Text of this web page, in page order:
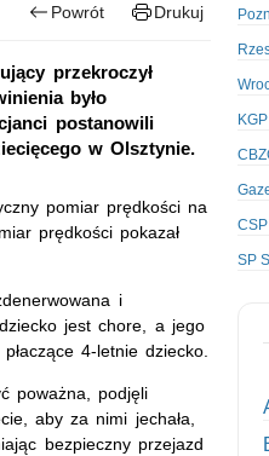
Powrót Drukuj
przekroczył
było
postanowili
w Olsztynie.
pomiar prędkości na
prędkości pokazał
i
jest chore, a jego
4-letnie dziecko.
poważna, podjęli
aby za nimi jechała,
bezpieczny przejazd
KGP
SP